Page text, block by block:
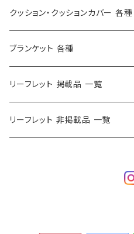
トートバッグ L - AC (
トレインクッションバッグ (
ランチバック AC ( 21x21x11cm )
レディバッグ AC ( 28x26.5x7cm
ポーチ L ( 12x18x5cm )
ポーチ W ( 6x18x5cm )
トラベルポーチ ( 19x25x12cm )
マルチクロス ( 140×220cm )
全麻キッチンクロス
ランナー ( 35×100cm /
ロングトレイ ( 22×43cm )
角トレイ S ( 20×27cm )
角トレイ M
角トレイ L
クッション・クッションカバー 各種
キッズクッションカバー ( 30cm )
クッションカバー ( 45cm )
シートクッション
ブランケット 各種
ブランケット 小
リーフレット 掲載品 一覧
リーフレット 非掲載品 一覧